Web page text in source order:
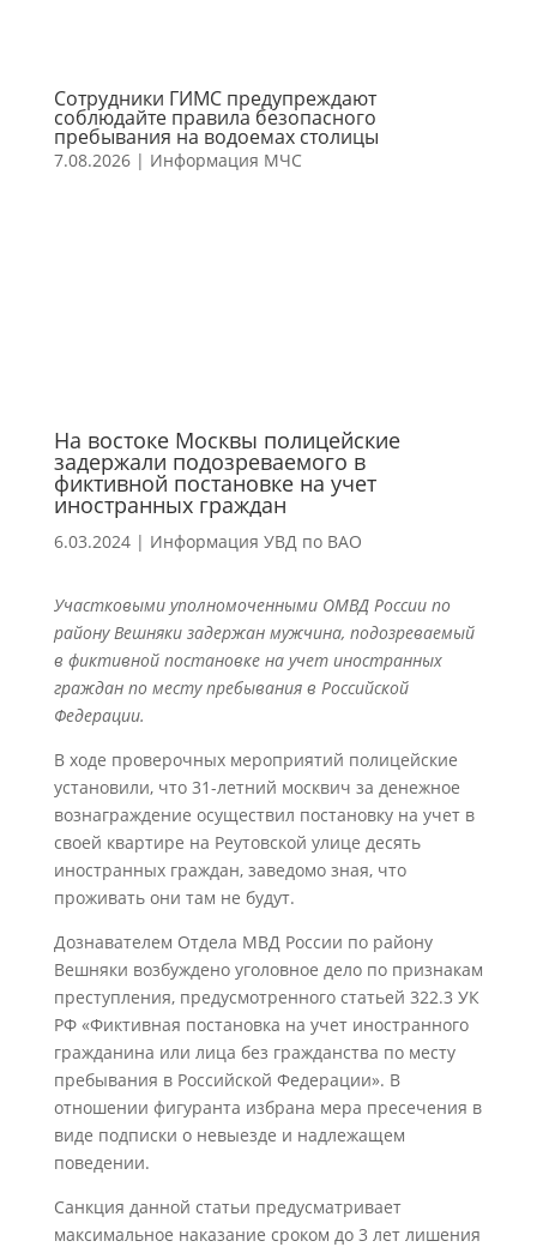
Сотрудники ГИМС предупреждают
соблюдайте правила безопасного
пребывания на водоемах столицы
7.08.2026| Информация МЧС
На востоке Москвы полицейские
задержали подозреваемого в
фиктивной постановке на учет
иностранных граждан
6.03.2024| Информация УВД по ВАО
Участковыми уполномоченными ОМВД России по
району Вешняки задержан мужчина, подозреваемый
в фиктивной постановке на учет иностранных
граждан по месту пребывания в Российской
Федерации.
В ходе проверочных мероприятий полицейские
установили, что 31-летний москвич за денежное
вознаграждение осуществил постановку на учет в
своей квартире на Реутовской улице десять
иностранных граждан, заведомо зная, что
проживать они там не будут.
Дознавателем Отдела МВД России по району
Вешняки возбуждено уголовное дело по признакам
преступления, предусмотренного статьей 322.3 УК
РФ «Фиктивная постановка на учет иностранного
гражданина или лица без гражданства по месту
пребывания в Российской Федерации». В
отношении фигуранта избрана мера пресечения в
виде подписки о невыезде и надлежащем
поведении.
Санкция данной статьи предусматривает
максимальное наказание сроком до 3 лет лишения